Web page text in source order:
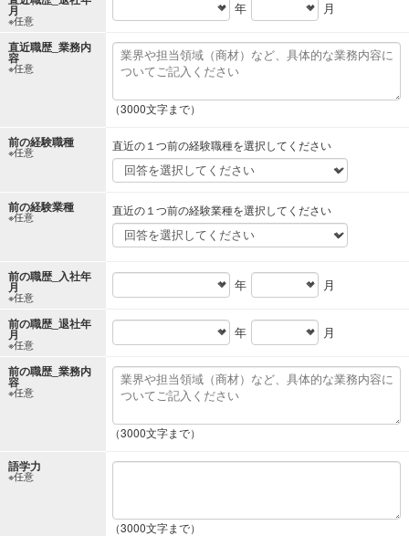
月
※任意
年 月
直近職歴_業務内
容
※任意
（3000文字まで）
前の経験職種
※任意 直近の１つ前の経験職種を選択してください
前の経験業種
※任意 直近の１つ前の経験業種を選択してください
前の職歴_入社年
月
※任意
年 月
前の職歴_退社年
月
※任意
年 月
前の職歴_業務内
容
※任意
（3000文字まで）
語学力
※任意
（3000文字まで）